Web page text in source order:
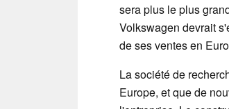
sera plus le plus
Volkswagen devrait
de ses ventes en
La société de
Europe, et que de